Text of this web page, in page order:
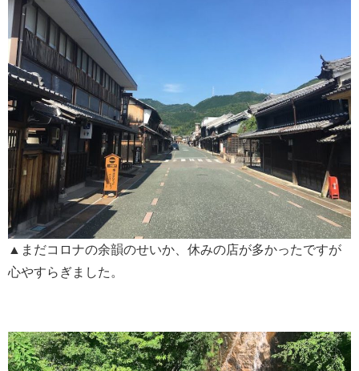
▲まだコロナの余韻のせいか、休みの店が多かったですが
心やすらぎました。